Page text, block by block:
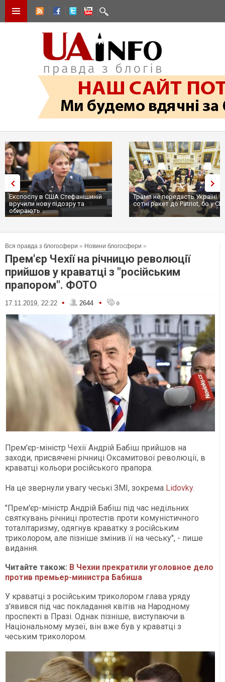
Експослу в США Стефанішиній
вручили нову підозру та
обирають...
Трамп не передасть Україні
сотні ракет до Patriot, бо у
...
Вся правда з блогосфери » Новини блогосфери »
Прем'єр Чехії на річницю революції
прийшов у краватці з "російським
прапором". ФОТО
17.11.2019, 22:22 • 2644 • 0
Прем'єр-міністр Чехії Андрій Бабіш прийшов на
заходи, присвячені річниці Оксамитової революції, в
краватці кольори російського прапора.
На це звернули увагу чеські ЗМІ, зокрема Lidovky.
"Прем'єр-міністр Андрій Бабіш під час недільних
святкувань річниці протестів проти комуністичного
тоталітаризму, одягнув краватку з російським
триколором, але пізніше змінив її на чеську", - пише
видання.
Читайте також: В Чехии прекратили уголовное дело
против премьер-министра Бабиша
У краватці з російським триколором глава уряду
з'явився під час покладання квітів на Народному
проспекті в Празі. Однак пізніше, виступаючи в
Національному музеї, він вже був у краватці з
чеським триколором.